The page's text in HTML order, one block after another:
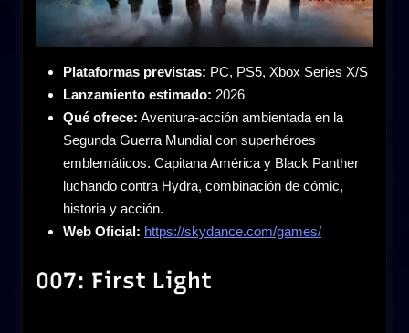
Plataformas previstas: PC, PS5, Xbox Series X/S
Lanzamiento estimado: 2026
Qué ofrece: Aventura-acción ambientada en la
Segunda Guerra Mundial con superhéroes
emblemáticos. Capitana América y Black Panther
luchando contra Hydra, combinación de cómic,
historia y acción.
Web Oficial: https://skydance.com/games/
007: First Light